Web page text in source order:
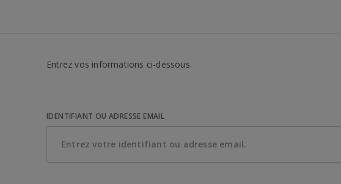
Entrez vos informations ci-dessous.
IDENTIFIANT OU ADRESSE EMAIL